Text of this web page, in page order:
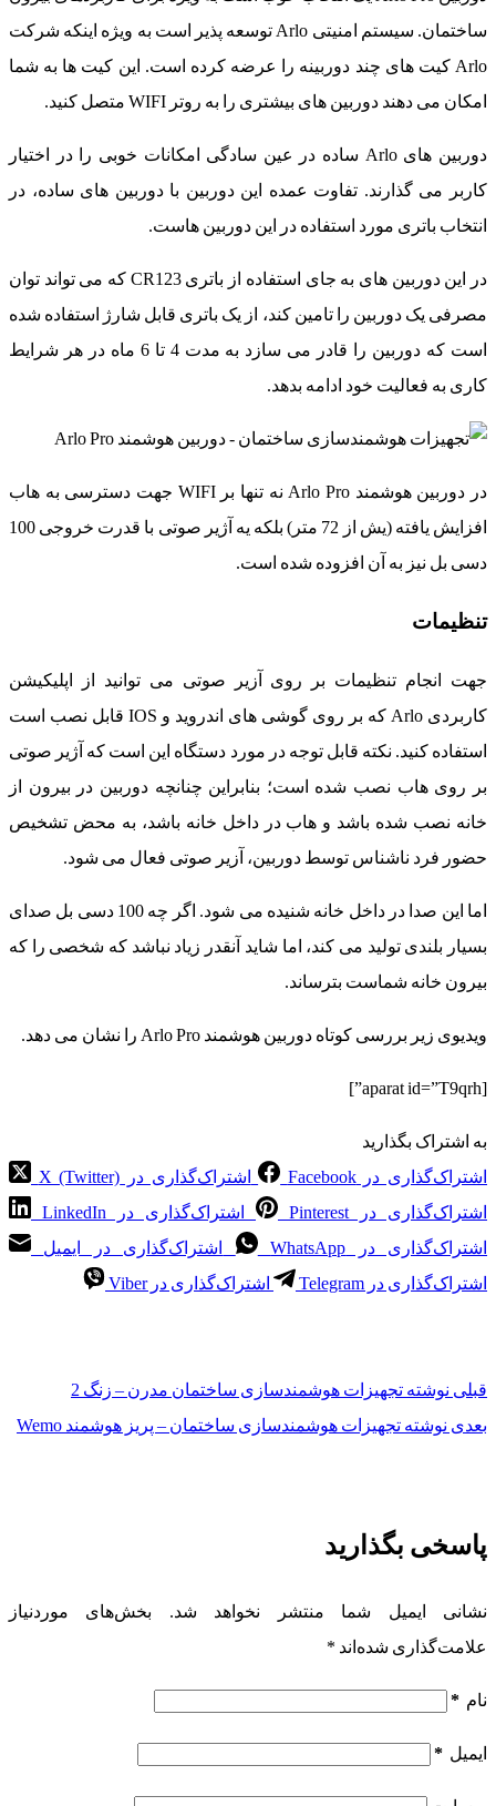
ساختمان. سیستم امنیتی Arlo توسعه پذیر است به ویژه اینکه شرکت
Arlo کیت های چند دوربینه را عرضه کرده است. این کیت ها به شما
امکان می دهند دوربین های بیشتری را به روتر WIFI متصل کنید.
دوربین های Arlo ساده در عین سادگی امکانات خوبی را در اختیار
کاربر می گذارند. تفاوت عمده این دوربین با دوربین های ساده، در
انتخاب باتری مورد استفاده در این دوربین هاست.
در این دوربین های به جای استفاده از باتری CR123 که می تواند توان
مصرفی یک دوربین را تامین کند، از یک باتری قابل شارژ استفاده شده
است که دوربین را قادر می سازد به مدت 4 تا 6 ماه در هر شرایط
کاری به فعالیت خود ادامه بدهد.
در دوربین هوشمند Arlo Pro نه تنها بر WIFI جهت دسترسی به هاب
افزایش یافته (یش از 72 متر) بلکه یه آژیر صوتی با قدرت خروجی 100
دسی بل نیز به آن افزوده شده است.
تنظیمات
جهت انجام تنظیمات بر روی آزیر صوتی می توانید از اپلیکیشن
کاربردی Arlo که بر روی گوشی های اندروید و IOS قابل نصب است
استفاده کنید. نکته قابل توجه در مورد دستگاه این است که آژیر صوتی
بر روی هاب نصب شده است؛ بنابراین چنانچه دوربین در بیرون از
خانه نصب شده باشد و هاب در داخل خانه باشد، به محض تشخیص
حضور فرد ناشناس توسط دوربین، آزیر صوتی فعال می شود.
اما این صدا در داخل خانه شنیده می شود. اگر چه 100 دسی بل صدای
بسیار بلندی تولید می کند، اما شاید آنقدر زیاد نباشد که شخصی را که
بیرون خانه شماست بترساند.
ویدیوی زیر بررسی کوتاه دوربین هوشمند Arlo Pro را نشان می دهد.
[aparat id=”T9qrh”]
به اشتراک بگذارید
اشتراک‌گذاری در Facebook
اشتراک‌گذاری در X (Twitter)
اشتراک‌گذاری در Pinterest
اشتراک‌گذاری در LinkedIn
اشتراک‌گذاری در WhatsApp
اشتراک‌گذاری در ایمیل
اشتراک‌گذاری در Telegram
اشتراک‌گذاری در Viber
قبلی نوشته تجهیزات هوشمندسازی ساختمان مدرن – زنگ 2
بعدی نوشته تجهیزات هوشمندسازی ساختمان – پریز هوشمند Wemo
پاسخی بگذارید
نشانی ایمیل شما منتشر نخواهد شد.
بخش‌های موردنیاز
علامت‌گذاری شده‌اند *
نام *
ایمیل *